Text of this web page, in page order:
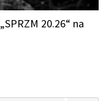
20.26“ na